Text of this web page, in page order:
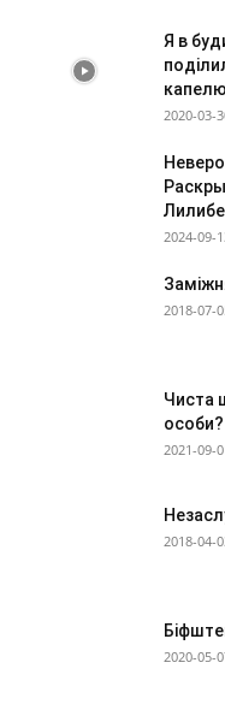
Я в
2020-03-
2024-09-
2018-07-
Чиста
особи?
2021-09-
2018-04-
2020-05-